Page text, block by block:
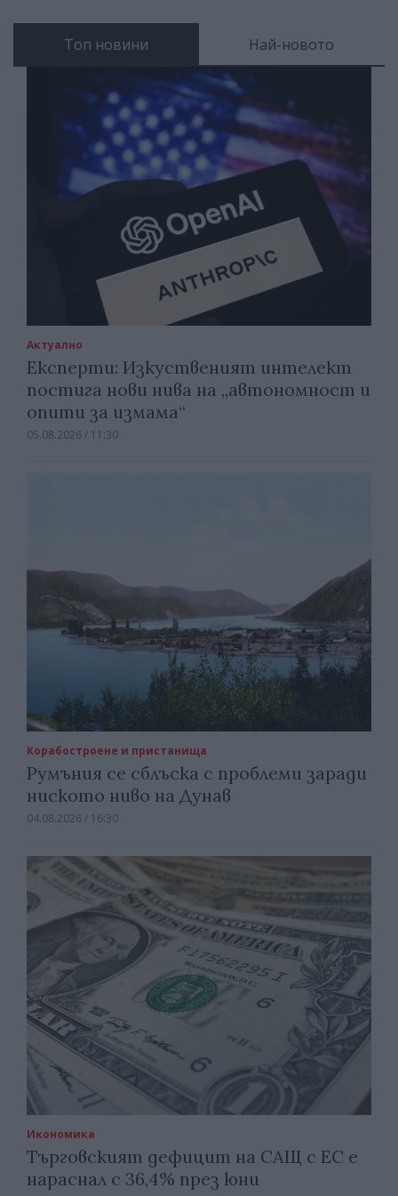
Топ новини Най-новото
Актуално
Експерти: Изкуственият интелект
постига нови нива на „автономност и
опити за измама“
05.08.2026 / 11:30
Корабостроене и пристанища
Румъния се сблъска с проблеми заради
ниското ниво на Дунав
04.08.2026 / 16:30
Икономика
Търговският дефицит на САЩ с ЕС е
нараснал с 36,4% през юни